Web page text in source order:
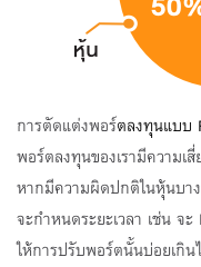
การตัดแต่งพอร์ตลงทุนแบบ
พอร์ตลงทุนของเรามีความเ
หากมีความผิดปกติในหุ้นบา
จะกำหนดระยะเวลา เช่น จ
ให้การปรับพอร์ตนั้นบ่อยเกิ